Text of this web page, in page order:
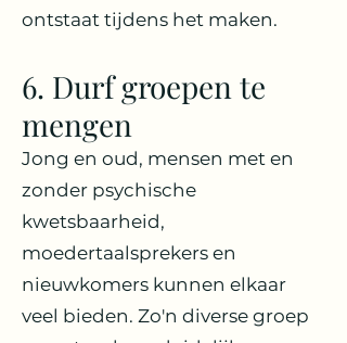
ontstaat tijdens het maken.
6. Durf groepen te
mengen
Jong en oud, mensen met en
zonder psychische
kwetsbaarheid,
moedertaalsprekers en
nieuwkomers kunnen elkaar
veel bieden. Zo'n diverse groep